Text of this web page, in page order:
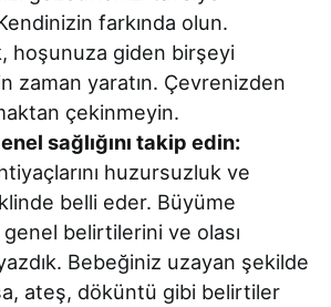
farkında olun.
hoşunuza giden birşeyi
zaman yaratın. Çevrenizden
çekinmeyin.
sağlığını takip edin:
huzursuzluk ve
belli eder. Büyüme
genel belirtilerini ve olası
Bebeğiniz uzayan şekilde
ateş, döküntü gibi belirtiler